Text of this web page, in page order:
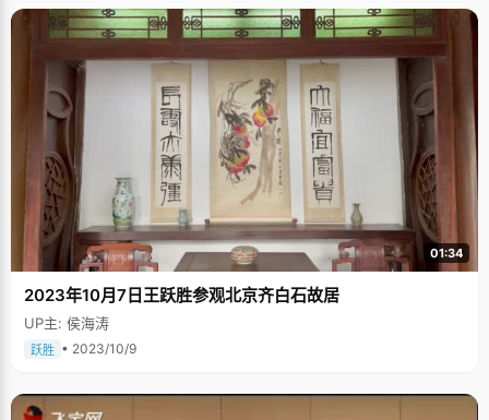
01:34
2023年10月7日王跃胜参观北京齐白石故居
UP主: 侯海涛
跃胜 • 2023/10/9